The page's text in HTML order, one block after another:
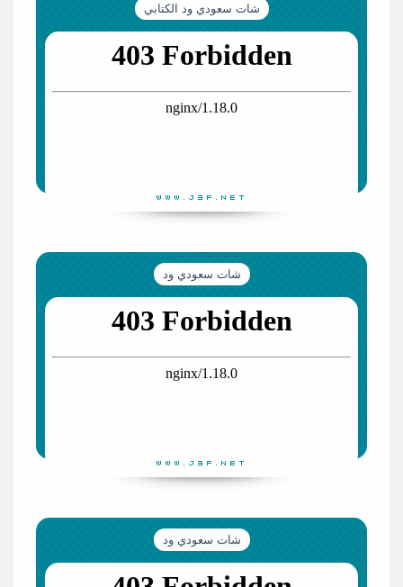
شات سعودي ود الكتابي
شات سعودي ود
شات سعودي ود